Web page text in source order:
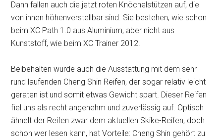
Dann fallen auch die jetzt roten Knöchelstützen auf, die
von innen höhenverstellbar sind. Sie bestehen, wie schon
beim XC Path 1.0 aus Aluminium, aber nicht aus
Kunststoff, wie beim XC Trainer 2012.
Beibehalten wurde auch die Ausstattung mit dem sehr
rund laufenden Cheng Shin Reifen, der sogar relativ leicht
geraten ist und somit etwas Gewicht spart. Dieser Reifen
fiel uns als recht angenehm und zuverlässig auf. Optisch
ähnelt der Reifen zwar dem aktuellen Skike-Reifen, doch
schon wer lesen kann, hat Vorteile: Cheng Shin gehört zu